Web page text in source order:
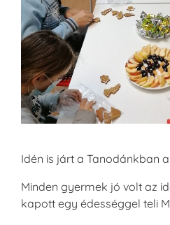
Idén is járt a Tanodánkban
Minden gyermek jó volt az
kapott egy édességgel teli